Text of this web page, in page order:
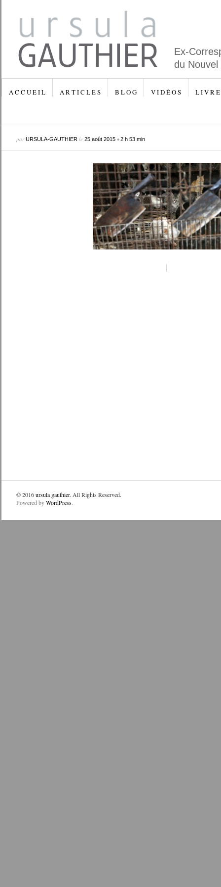
Ex-
du
A C C U E I L A R T I C L E S B L O G V I D É O S L I V R E
parURSULA-GAUTHIERle 25 août 2015•2 h 53 min
© 2016ursula gauthier. All Rights Reserved.
Powered byWordPress.